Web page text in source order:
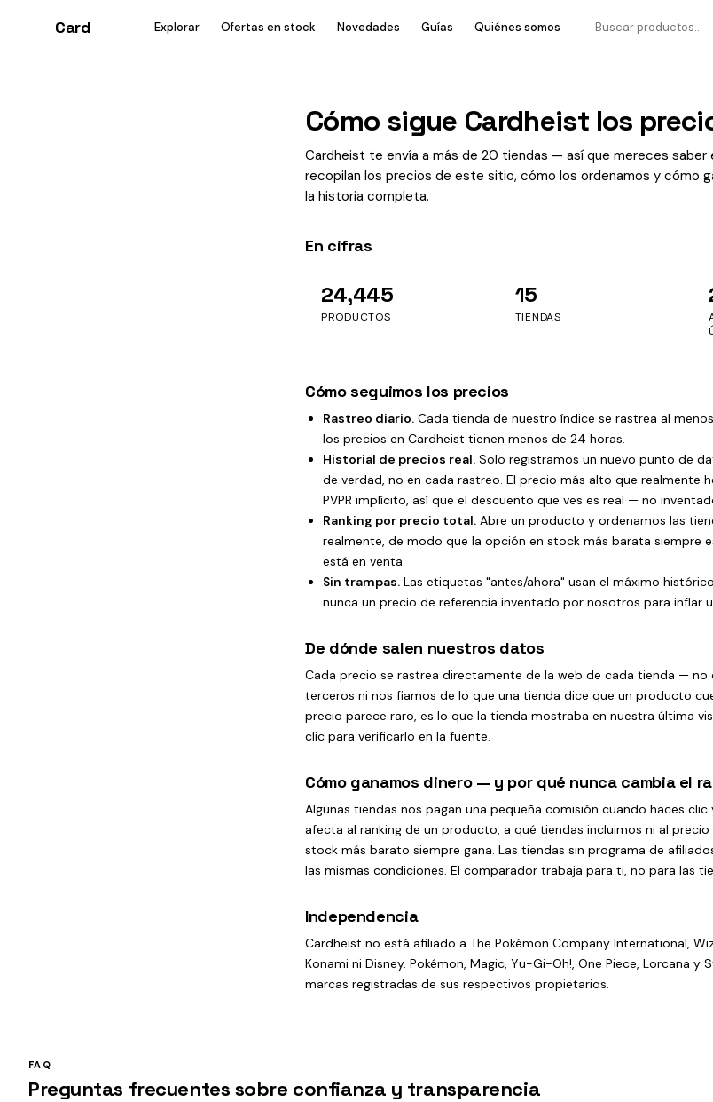
Card Explorar Ofertas en stock Novedades Guías Quiénes somos
Cómo sigue Cardheist los
Cardheist te envía a más de 20 tiendas — así que mereces
recopilan los precios de este sitio, cómo los ordenamos y cómo
la historia completa.
En cifras
24,445
PRODUCTOS
15
TIENDAS
Cómo seguimos los precios
Rastreo diario. Cada tienda de nuestro índice se rastrea al
los precios en Cardheist tienen menos de 24 horas.
Historial de precios real. Solo registramos un nuevo punto de
de verdad, no en cada rastreo. El precio más alto que realmente
PVPR implícito, así que el descuento que ves es real — no
Ranking por precio total. Abre un producto y ordenamos las
realmente, de modo que la opción en stock más barata siempre
está en venta.
Sin trampas. Las etiquetas "antes/ahora" usan el máximo
nunca un precio de referencia inventado por nosotros para inflar
De dónde salen nuestros datos
Cada precio se rastrea directamente de la web de cada tienda — no
terceros ni nos fiamos de lo que una tienda dice que un producto
precio parece raro, es lo que la tienda mostraba en nuestra última
clic para verificarlo en la fuente.
Cómo ganamos dinero — y por qué nunca cambia el
Algunas tiendas nos pagan una pequeña comisión cuando haces
afecta al ranking de un producto, a qué tiendas incluimos ni al
stock más barato siempre gana. Las tiendas sin programa de
las mismas condiciones. El comparador trabaja para ti, no para las
Independencia
Cardheist no está afiliado a The Pokémon Company International,
Konami ni Disney. Pokémon, Magic, Yu-Gi-Oh!, One Piece, Lorcana y
marcas registradas de sus respectivos propietarios.
FAQ
Preguntas frecuentes sobre confianza y transparencia